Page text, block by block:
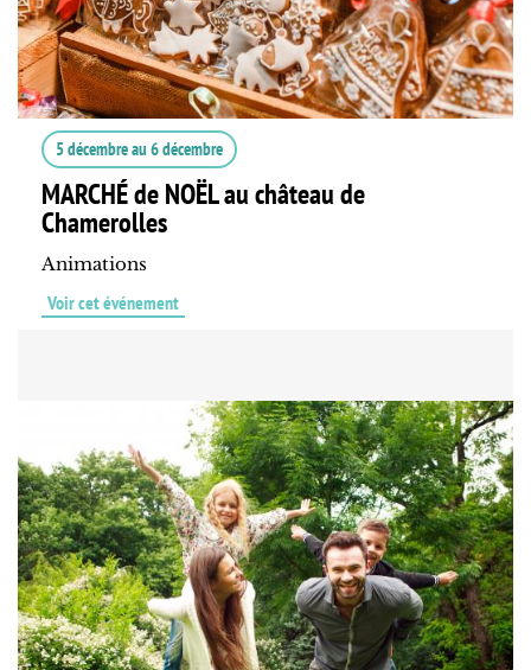
5 décembreau6 décembre
MARCHÉ de NOËL au château de
Chamerolles
Animations
Voir cet événement